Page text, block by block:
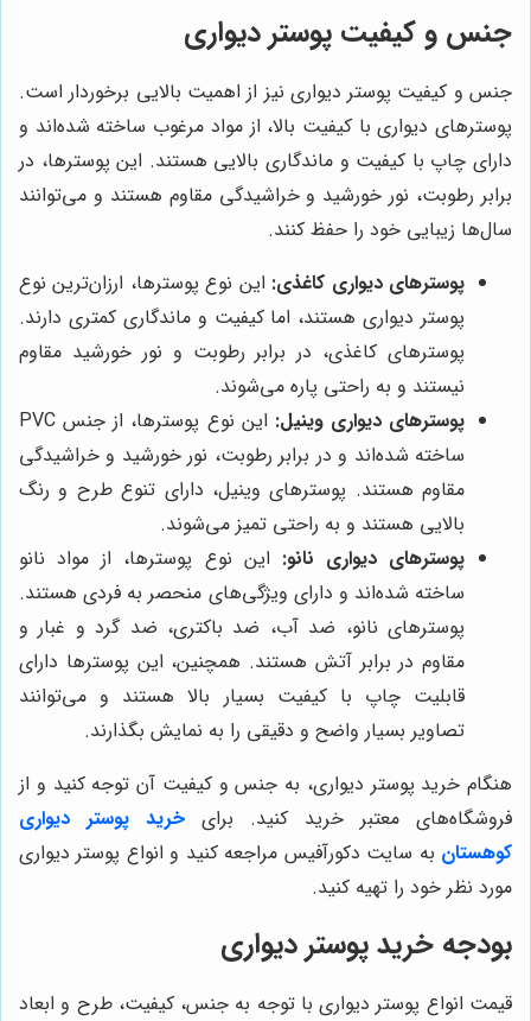
جنس و کیفیت پوستر دیواری
جنس و کیفیت پوستر دیواری نیز از اهمیت بالایی برخوردار است.
پوسترهای دیواری با کیفیت بالا، از مواد مرغوب ساخته شده‌اند و
دارای چاپ با کیفیت و ماندگاری بالایی هستند. این پوسترها، در
برابر رطوبت، نور خورشید و خراشیدگی مقاوم هستند و می‌توانند
سال‌ها زیبایی خود را حفظ کنند.
پوسترهای دیواری کاغذی: این نوع پوسترها، ارزان‌ترین نوع
پوستر دیواری هستند، اما کیفیت و ماندگاری کمتری دارند.
پوسترهای کاغذی، در برابر رطوبت و نور خورشید مقاوم
نیستند و به راحتی پاره می‌شوند.
پوسترهای دیواری وینیل:
این نوع پوسترها، از جنس PVC
ساخته شده‌اند و در برابر رطوبت، نور خورشید و خراشیدگی
مقاوم هستند. پوسترهای وینیل، دارای تنوع طرح و رنگ
بالایی هستند و به راحتی تمیز می‌شوند.
پوسترهای دیواری نانو: این نوع پوسترها، از مواد نانو
ساخته شده‌اند و دارای ویژگی‌های منحصر به فردی هستند.
پوسترهای نانو، ضد آب، ضد باکتری، ضد گرد و غبار و
مقاوم در برابر آتش هستند. همچنین، این پوسترها دارای
قابلیت چاپ با کیفیت بسیار بالا هستند و می‌توانند
تصاویر بسیار واضح و دقیقی را به نمایش بگذارند.
هنگام خرید پوستر دیواری، به جنس و کیفیت آن توجه کنید و از
فروشگاه‌های معتبر خرید کنید. برای خرید پوستر دیواری
کوهستان به سایت دکورآفیس مراجعه کنید و انواع پوستر دیواری
مورد نظر خود را تهیه کنید.
بودجه خرید پوستر دیواری
قیمت انواع پوستر دیواری با توجه به جنس، کیفیت، طرح و ابعاد